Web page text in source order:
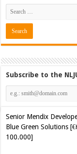
Subscribe to the
Senior Mendix
Blue Green Solutions
100.000]